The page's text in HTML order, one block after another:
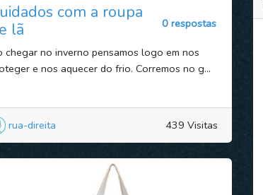
com a roupa
lã
0 respostas
chegar no inverno pensamos logo em nos
e nos aquecer do frio. Corremos no g...
rua-direita 439 Visitas